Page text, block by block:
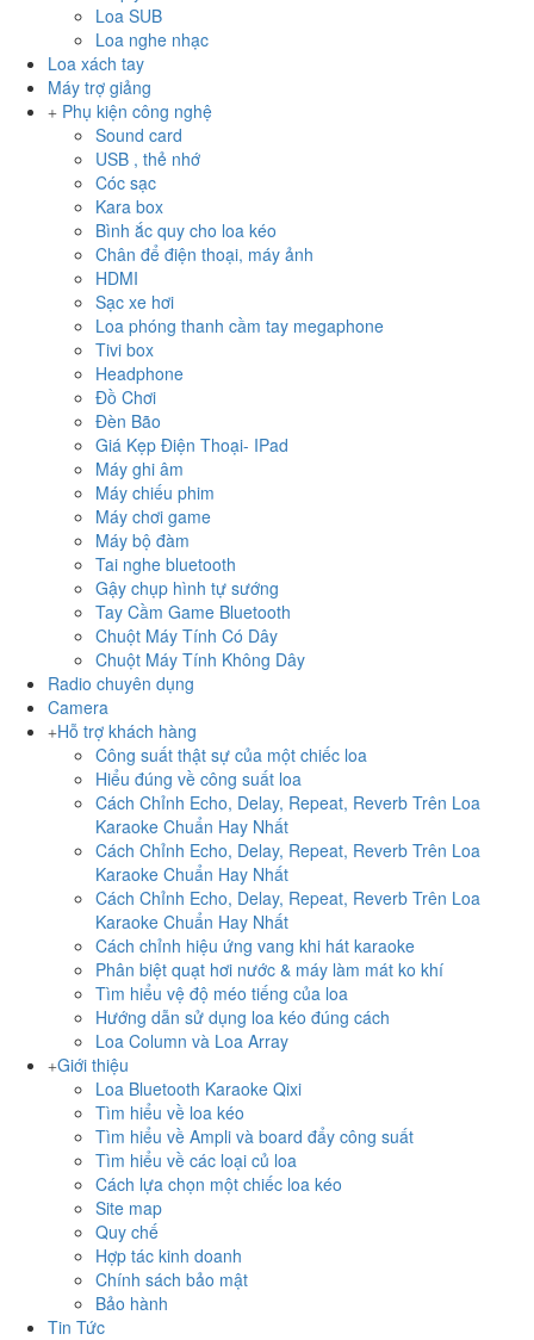
Loa SUB
Loa nghe nhạc
Loa xách tay
Máy trợ giảng
Phụ kiện công nghệ
Sound card
USB , thẻ nhớ
Cóc sạc
Kara box
Bình ắc quy cho loa kéo
Chân để điện thoại, máy ảnh
HDMI
Sạc xe hơi
Loa phóng thanh cầm tay megaphone
Tivi box
Headphone
Đồ Chơi
Đèn Bão
Giá Kẹp Điện Thoại- IPad
Máy ghi âm
Máy chiếu phim
Máy chơi game
Máy bộ đàm
Tai nghe bluetooth
Gậy chụp hình tự sướng
Tay Cầm Game Bluetooth
Chuột Máy Tính Có Dây
Chuột Máy Tính Không Dây
Radio chuyên dụng
Camera
Hỗ trợ khách hàng
Công suất thật sự của một chiếc loa
Hiểu đúng về công suất loa
Cách Chỉnh Echo, Delay, Repeat, Reverb Trên Loa
Karaoke Chuẩn Hay Nhất
Cách Chỉnh Echo, Delay, Repeat, Reverb Trên Loa
Karaoke Chuẩn Hay Nhất
Cách Chỉnh Echo, Delay, Repeat, Reverb Trên Loa
Karaoke Chuẩn Hay Nhất
Cách chỉnh hiệu ứng vang khi hát karaoke
Phân biệt quạt hơi nước & máy làm mát ko khí
Tìm hiểu vệ độ méo tiếng của loa
Hướng dẫn sử dụng loa kéo đúng cách
Loa Column và Loa Array
Giới thiệu
Loa Bluetooth Karaoke Qixi
Tìm hiểu về loa kéo
Tìm hiểu về Ampli và board đẩy công suất
Tìm hiểu về các loại củ loa
Cách lựa chọn một chiếc loa kéo
Site map
Quy chế
Hợp tác kinh doanh
Chính sách bảo mật
Bảo hành
Tin Tức